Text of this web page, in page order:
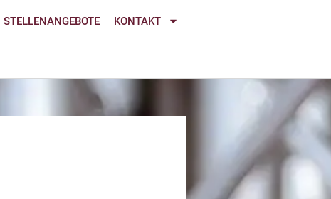
STELLENANGEBOTE KONTAKT